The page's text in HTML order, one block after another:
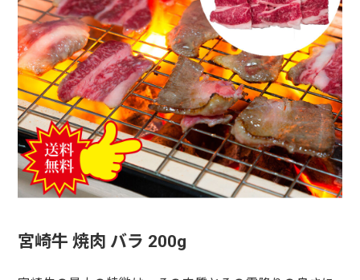
宮崎牛 焼肉 バラ 200g